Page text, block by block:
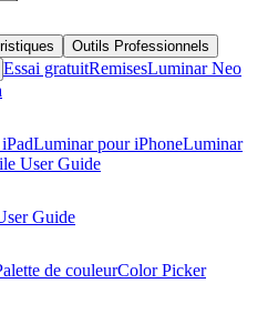
Outils Professionnels
Essai gratuitRemisesLuminar Neo
Luminar pour iPhoneLuminar
User Guide
Guide
de couleurColor Picker